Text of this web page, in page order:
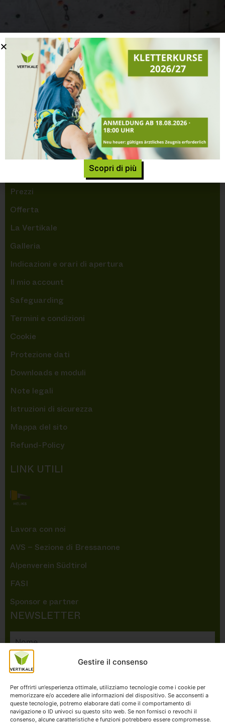
Gestire il consenso
Per offrirti un'esperienza ottimale, utilizziamo tecnologie come i cookie per
memorizzare e/o accedere alle informazioni del dispositivo. Se acconsenti a
queste tecnologie, potremo elaborare dati come il comportamento di
navigazione o ID univoci su questo sito web. Se non fornisci o revochi il
consenso, alcune caratteristiche e funzioni potrebbero essere compromesse.
TORNEO D’ARRAMPICATA
Home»Torneo d’arrampicata
NAVIGAZIONE
Prezzi
Offerta
La Vertikale
Galleria
Indicazioni e orari di apertura
Il mio account
Safeguarding
Termini e condizioni
Cookie
Protezione dati
Downloads e moduli
Note legali
Istruzioni di sicurezza
Mappa del sito
Refund-Policy
LINK UTILI
Lavora con noi
AVS – Sezione di Bressanone
Alpenverein Südtirol
FASI
Sponsor e partner
NEWSLETTER
Scopri di più